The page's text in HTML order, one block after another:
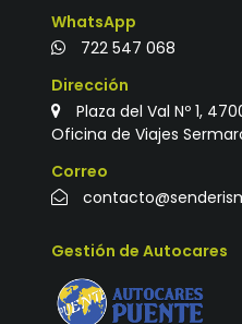
WhatsApp
722 547 068
Dirección
Plaza del Val Nº 1,
Oficina de Viajes
Correo
Gestión de Autocares